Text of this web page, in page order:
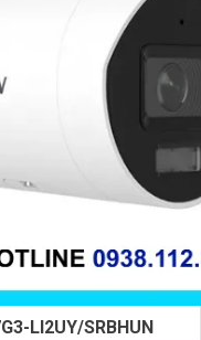
LI2UY/SRBHUN